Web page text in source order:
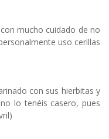
mucho cuidado de no
uso cerillas
con sus hierbitas y
lo tenéis casero, pues